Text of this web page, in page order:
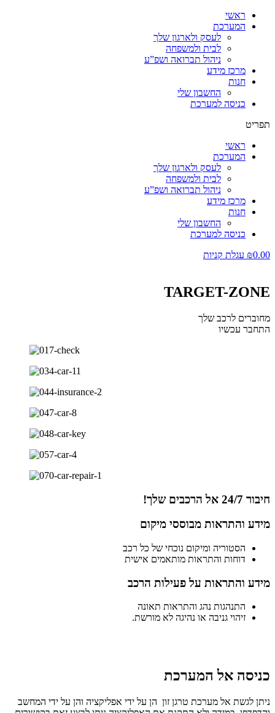
ראשי
המערכת
לעסק ולארגון שלך
לבית ולמשפחה
ניהול תברואה ושפ”ע
מרכז מידע
חנות
החשבון שלי
כניסה למערכת
תפריט
ראשי
המערכת
לעסק ולארגון שלך
לבית ולמשפחה
ניהול תברואה ושפ”ע
מרכז מידע
חנות
החשבון שלי
כניסה למערכת
₪0.00 עגלת קניות
TARGET-ZONE
מחוברים לרכב שלך
התחבר עכשיו
חיבור 24/7 אל הרכבים שלך!
מידע והתראות מבוססי מיקום
הסטוריה ומיקום נוכחי של כל רכב
דוחות והתראות מותאמים אישית
מידע והתראות על פעילות הרכב
התנהגות נהג והתראות תאונה
זיהוי גניבה או נהיגה לא מורשת.
כניסה אל המערכת
ניתן לגשת אל מערכת טרגן זון הן על ידי אפליקציה והן על ידי המחשב